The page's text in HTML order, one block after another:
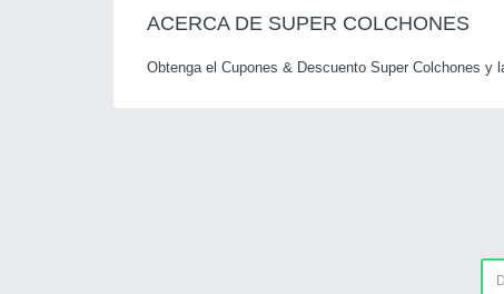
ACERCA DE SUPER COLCHONES
Obtenga el Cupones & Descuento Super Colchones